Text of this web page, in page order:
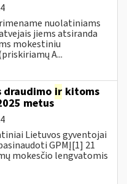
nuolatiniams
jiems atsiranda
mokestiniu
A...
draudimo ir kitoms
metus
Lietuvos gyventojai
GPMĮ[1] 21
mokesčio lengvatomis